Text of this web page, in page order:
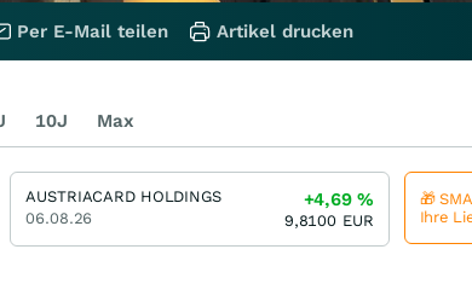
Per E-Mail teilen Artikel drucken
10J Max
AUSTRIACARD HOLDINGS
06.08.26
+4,69 %
9,8100 EUR
🎁
Ihre